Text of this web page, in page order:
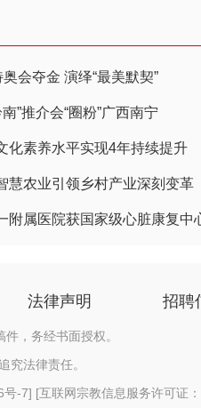
会夺金 演绎“最美默契”
”推介会“圈粉”广西南宁
化素养水平实现4年持续提升
慧农业引领乡村产业深刻变革
附属医院获国家级心脏康复中
法律声明 招聘
，务经书面授权。
究法律责任。
号-7] [互联网宗教信息服务许可证